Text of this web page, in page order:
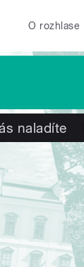
O rozhlase
naladíte